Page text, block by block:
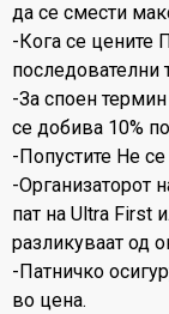
да се смести
-Кога се цените
последователни
-За споен
се добива 10%
-Попустите Не
-Организаторот
пат на Ultra First
разликуваат од
-Патничко
во цена.